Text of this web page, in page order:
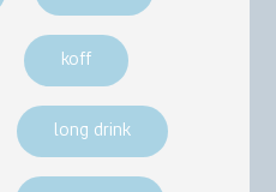
koff
long drink